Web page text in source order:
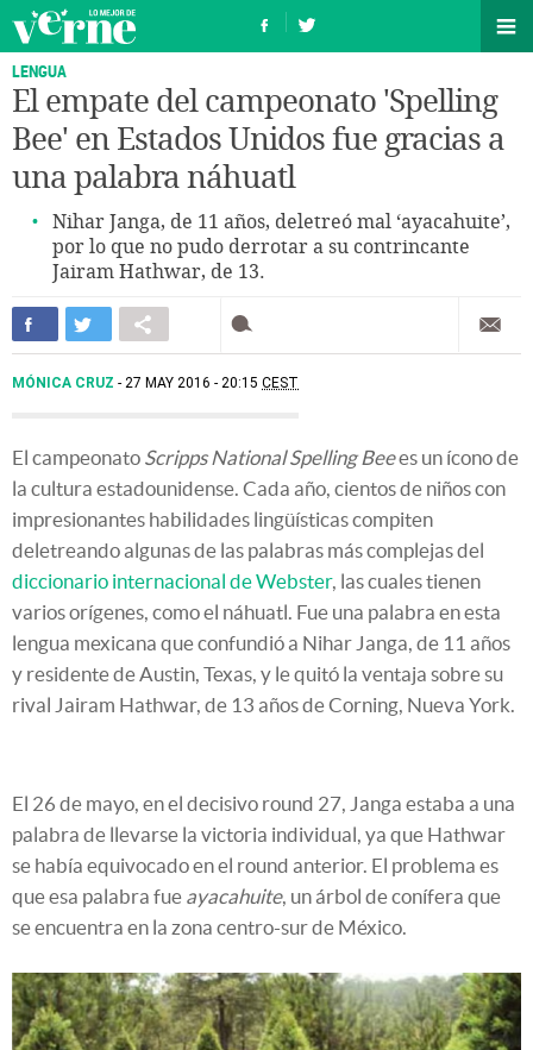
LENGUA
El empate del campeonato 'Spelling
Bee' en Estados Unidos fue gracias a
una palabra náhuatl
Nihar Janga, de 11 años, deletreó mal ‘ayacahuite’,
por lo que no pudo derrotar a su contrincante
Jairam Hathwar, de 13.
MÓNICA CRUZ 27 MAY 2016 - 20:15 CEST
El campeonato Scripps National Spelling Beees un ícono de
la cultura estadounidense. Cada año, cientos de niños con
impresionantes habilidades lingüísticas compiten
deletreando algunas de las palabras más complejas del
diccionario internacional de Webster, las cuales tienen
varios orígenes, como el náhuatl. Fue una palabra en esta
lengua mexicana que confundió a Nihar Janga, de 11 años
y residente de Austin, Texas, y le quitó la ventaja sobre su
rival Jairam Hathwar, de 13 años de Corning, Nueva York.
El 26 de mayo, en el decisivo round 27, Janga estaba a una
palabra de llevarse la victoria individual, ya que Hathwar
se había equivocado en el round anterior. El problema es
que esa palabra fue ayacahuite, un árbol de conífera que
se encuentra en la zona centro-sur de México.